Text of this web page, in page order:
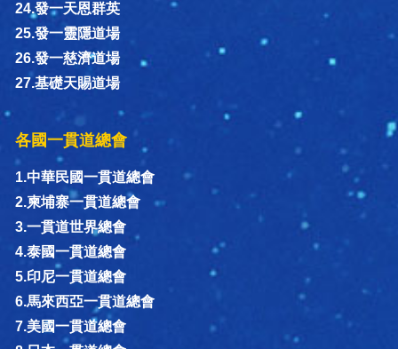
24.發一天恩群英
25.發一靈隱道場
26.發一慈濟道場
27.基礎天賜道場
各國一貫道總會
1.中華民國一貫道總會
2.柬埔寨一貫道總會
3.一貫道世界總會
4.泰國一貫道總會
5.印尼一貫道總會
6.馬來西亞一貫道總會
7.美國一貫道總會